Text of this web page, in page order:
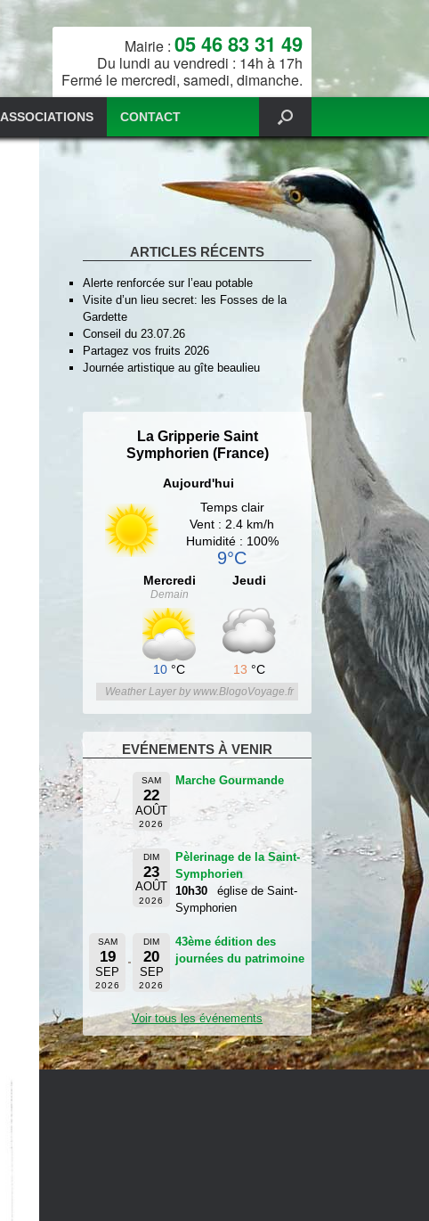
Mairie : 05 46 83 31 49
Du lundi au vendredi : 14h à 17h
Fermé le mercredi, samedi, dimanche.
ASSOCIATIONS CONTACT
ARTICLES RÉCENTS
Alerte renforcée sur l’eau potable
Visite d’un lieu secret: les Fosses de la
Gardette
Conseil du 23.07.26
Partagez vos fruits 2026
Journée artistique au gîte beaulieu
La Gripperie Saint
Symphorien (France)
Aujourd'hui
Temps clair
Vent : 2.4 km/h
Humidité : 100%
9°C
Mercredi
Demain
10 °C
Jeudi
13 °C
Weather Layer by www.BlogoVoyage.fr
EVÉNEMENTS À VENIR
SAM
22
AOÛT
2026
Marche Gourmande
DIM
23
AOÛT
2026
Pèlerinage de la Saint-
Symphorien
10h30
église de Saint-
Symphorien
SAM
19
SEP
2026
DIM
20
SEP
2026
43ème édition des
journées du patrimoine
Voir tous les événements